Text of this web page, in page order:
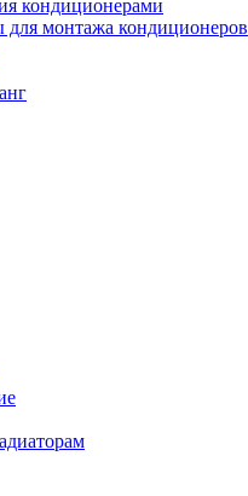
кондиционерами
для монтажа кондиционеров